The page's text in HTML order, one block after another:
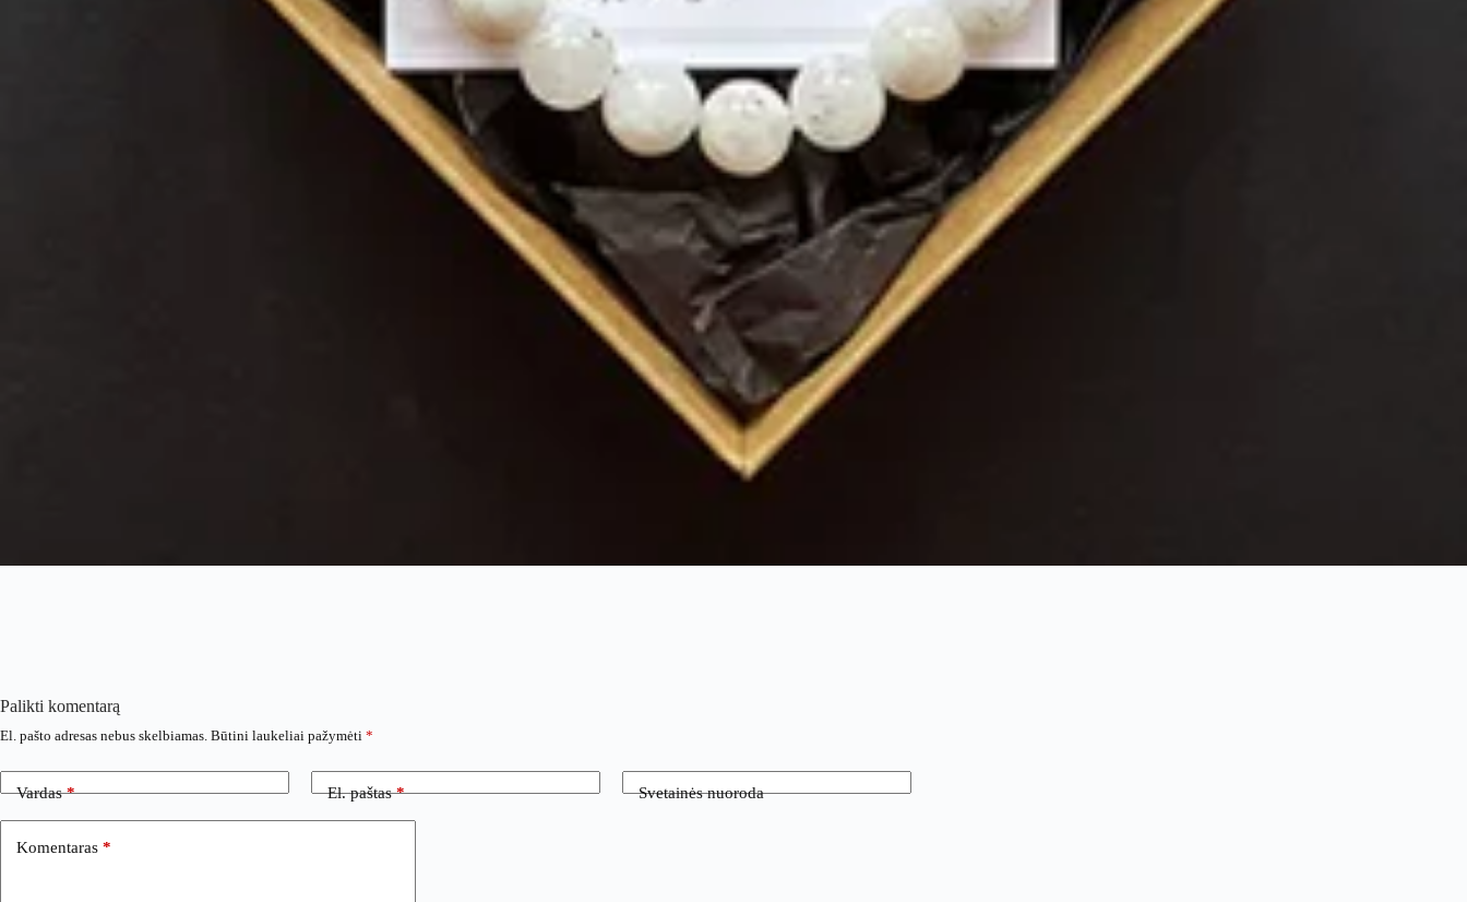
Palikti komentarą
El. pašto adresas nebus skelbiamas. Būtini laukeliai pažymėti *
Vardas* El. paštas* Svetainės nuoroda
Komentaras *